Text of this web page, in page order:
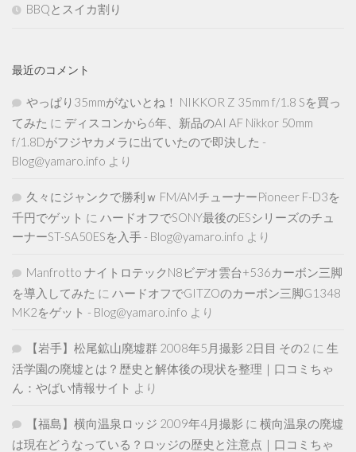
BBQとスイカ割り
最近のコメント
やっぱり35mmがないとね！ NIKKOR Z 35mm f/1.8 Sを買っ
てみた に ディスコンから6年、新品のAI AF Nikkor 50mm
f/1.8Dがフジヤカメラに出ていたので即決した -
Blog@yamaro.info より
久々にジャンクで勝利ｗ FM/AMチューナーPioneer F-D3を
千円でゲット に ハードオフでSONY最後のESシリーズのチュ
ーナーST-SA50ESを入手 - Blog@yamaro.info より
Manfrotto ナイトロテックN8ビデオ雲台+536カーボン三脚
を導入してみた に ハードオフでGITZOのカーボン三脚G1348
MK2をゲット - Blog@yamaro.info より
【岩手】松尾鉱山廃墟群 2008年5月撮影 2日目 その2 に 生
活学園の廃墟とは？歴史と解体後の現状を整理｜口コミちゃ
ん：やばい情報サイト より
【福島】横向温泉ロッジ 2009年4月撮影 に 横向温泉の廃墟
は現在どうなっている？ロッジの歴史と注意点｜口コミちゃ